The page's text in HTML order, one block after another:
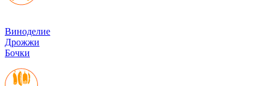
Виноделие
Дрожжи
Бочки